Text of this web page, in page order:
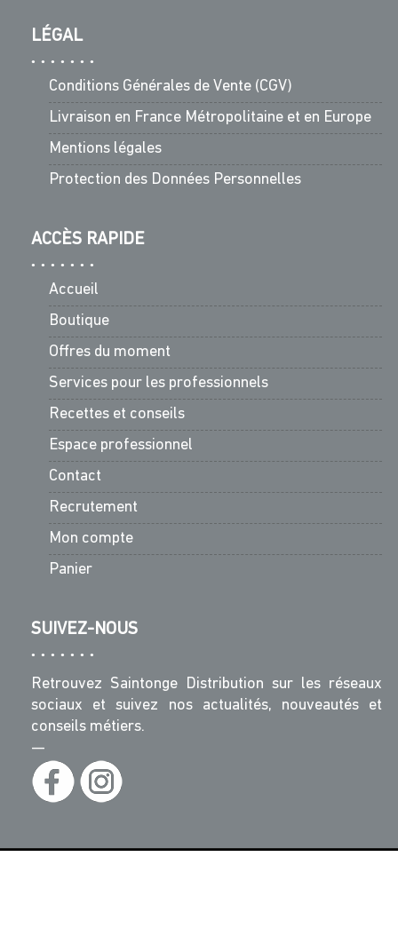
LÉGAL
Conditions Générales de Vente (CGV)
Livraison en France Métropolitaine et en Europe
Mentions légales
Protection des Données Personnelles
ACCÈS RAPIDE
Accueil
Boutique
Offres du moment
Services pour les professionnels
Recettes et conseils
Espace professionnel
Contact
Recrutement
Mon compte
Panier
SUIVEZ-NOUS
Retrouvez Saintonge Distribution sur les réseaux
sociaux et suivez nos actualités, nouveautés et
conseils métiers.
—